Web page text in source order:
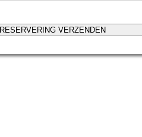
RESERVERING VERZENDEN